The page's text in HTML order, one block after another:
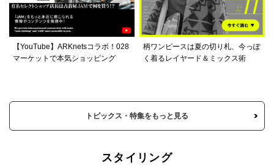
【YouTube】ARKnetsコラボ！028
マーケットで本気ショッピング
柄ワンピースは夏の切り札、今っぽ
く着るレイヤード＆ミックス術
トピックス・特集をもっと見る
スタイリング